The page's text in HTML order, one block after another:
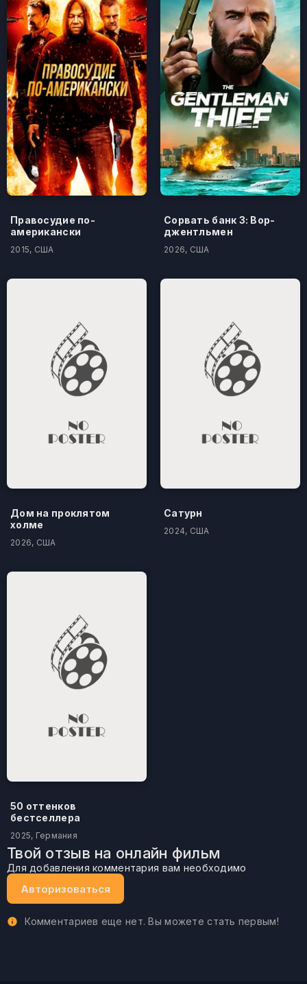
Правосудие по-
американски
2015, США
Сорвать банк 3: Вор-
джентльмен
2026, США
Дом на проклятом
холме
2026, США
Сатурн
2024, США
50 оттенков
бестселлера
2025, Германия
Твой отзыв на онлайн фильм
Для добавления комментария вам необходимо
Авторизоваться
Комментариев еще нет. Вы можете стать первым!